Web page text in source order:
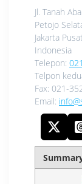
Jl. Tanah
Petojo
Jakarta Pusat
Indonesia
Telepon:
Telpon
Fax: 021-
Email: